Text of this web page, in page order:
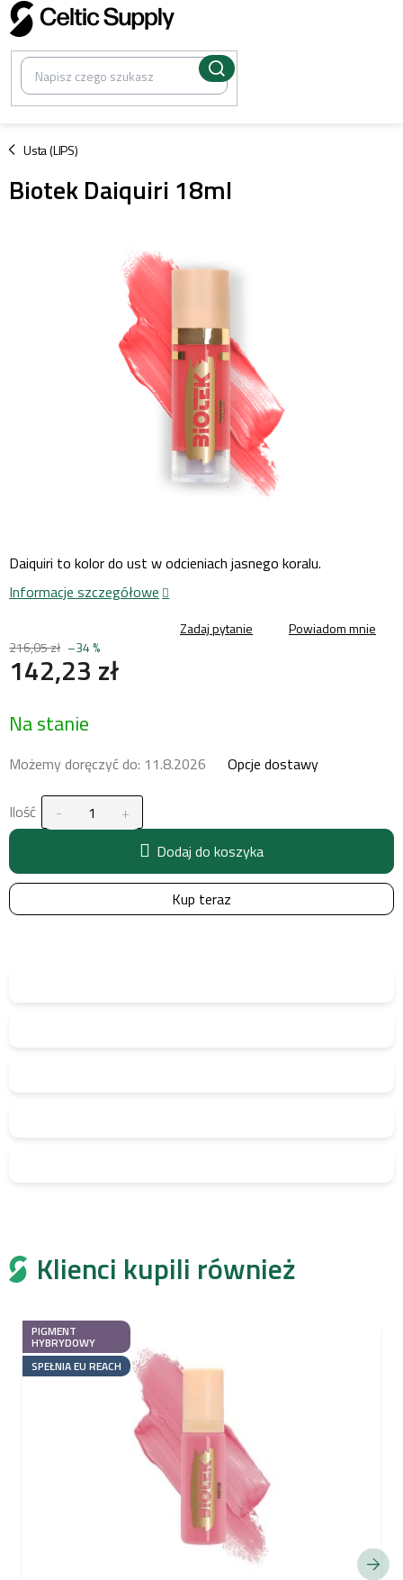
Przejść
do
treści
Usta (LIPS)
/
Biotek Daiquiri 18ml
216,05 zł –34 %
142,23 zł
jednostkowa:
Na stanie
Możemy doręczyć do: 11.8.2026 Opcje dostawy
Ilość
Dodaj do koszyka
Kup teraz
Daiquiri to kolor do ust w odcieniach jasnego koralu.
Informacje szczegółowe
Zadaj pytanie Powiadom mnie
Klienci kupili również
PIGMENT
HYBRYDOWY
SPEŁNIA EU REACH